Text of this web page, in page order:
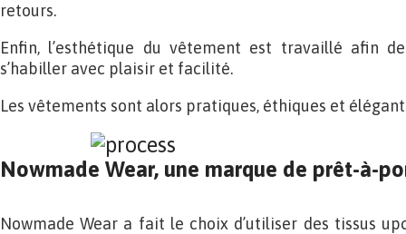
retours.
Enfin, l’esthétique du vêtement est travaillé afin
s’habiller avec plaisir et facilité.
Les vêtements sont alors pratiques, éthiques et
Nowmade Wear, une marque de prêt-à-
Nowmade Wear a fait le choix d’utiliser des tissus